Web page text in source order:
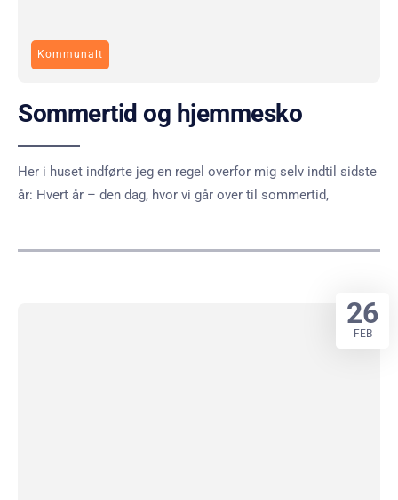
Kommunalt
Sommertid og hjemmesko
Her i huset indførte jeg en regel overfor mig selv indtil sidste
år: Hvert år – den dag, hvor vi går over til sommertid,
26
FEB